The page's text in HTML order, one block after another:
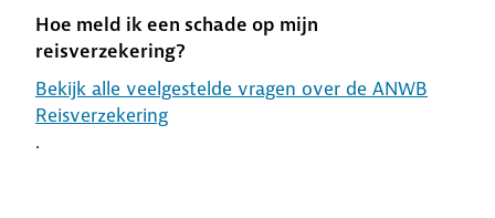
Hoe meld ik een schade op mijn
reisverzekering?
Bekijk alle veelgestelde vragen over de ANWB
Reisverzekering
.